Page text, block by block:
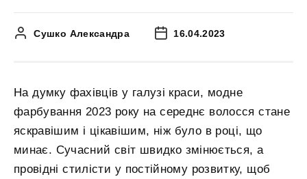
Сушко Александра 16.04.2023
На думку фахівців у галузі краси, модне
фарбування 2023 року на середнє волосся стане
яскравішим і цікавішим, ніж було в році, що
минає. Сучасний світ швидко змінюється, а
провідні стилісти у постійному розвитку, щоб